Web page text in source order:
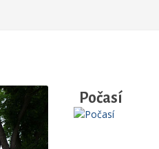
Počasí